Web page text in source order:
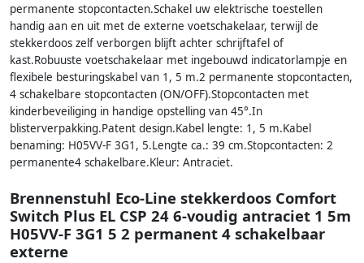
permanente stopcontacten.Schakel uw elektrische toestellen
handig aan en uit met de externe voetschakelaar, terwijl de
stekkerdoos zelf verborgen blijft achter schrijftafel of
kast.Robuuste voetschakelaar met ingebouwd indicatorlampje en
flexibele besturingskabel van 1, 5 m.2 permanente stopcontacten,
4 schakelbare stopcontacten (ON/OFF).Stopcontacten met
kinderbeveiliging in handige opstelling van 45°.In
blisterverpakking.Patent design.Kabel lengte: 1, 5 m.Kabel
benaming: H05VV-F 3G1, 5.Lengte ca.: 39 cm.Stopcontacten: 2
permanente4 schakelbare.Kleur: Antraciet.
Brennenstuhl Eco-Line stekkerdoos Comfort
Switch Plus EL CSP 24 6-voudig antraciet 1 5m
H05VV-F 3G1 5 2 permanent 4 schakelbaar
externe